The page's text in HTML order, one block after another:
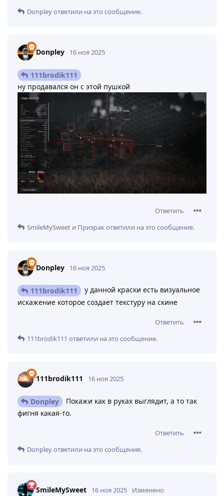
Donpleyответили на это сообщение.
Donpley 16 ноя 2025
111brodik111
ну продавался он с этой пушкой
Ответить
SmileMySweet и Призракответили на это сообщение.
Donpley 16 ноя 2025
111brodik111
у данной краски есть визуальное
искажение которое создает текстуру на скине
Ответить
111brodik111 ответили на это сообщение.
111brodik111 16 ноя 2025
Donpley
Покажи как в руках выглядит, а то так
фигня какая-то.
Ответить
Donpleyответили на это сообщение.
SmileMySweet 16 ноя 2025 Изменено